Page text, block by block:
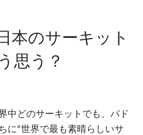
本のサーキット
思う？
中どのサーキットでも、パド
に“世界で最も素晴らしいサ